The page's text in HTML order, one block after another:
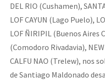
DEL RIO (Cushamen),
LOF CAYUN (Lago Puelo),
LOF ÑIRIPIL (Buenos Aires
(Comodoro Rivadavia),
CALFU NAO (Trelew), nos
de Santiago Maldonado